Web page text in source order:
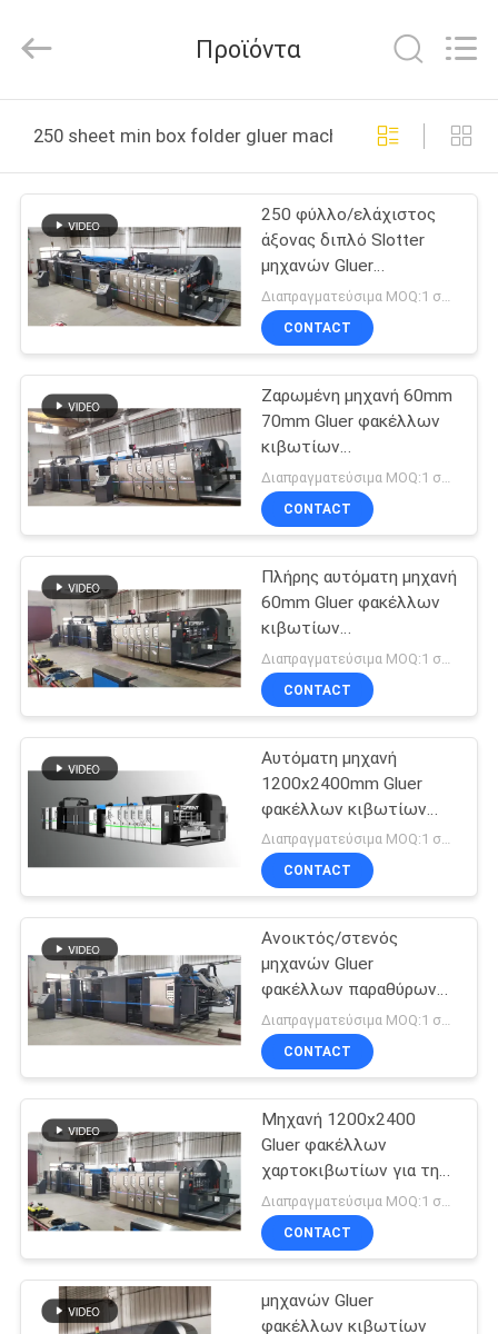
ΠΡΟΪΌΝΤΑ
ΒΊΝΤΕΟ
ΠΕΡΊΠΟΥ
ΕΜΕΊΣ
ΓΎΡΟΣ
ΕΡΓΟΣΤΑΣΊΩΝ
ΠΟΙΟΤΙΚΌΣ
ΈΛΕΓΧΟΣ
ΜΑΣ
ΕΛΆΤΕ
ΣΕ
ΕΠΑΦΉ
ΜΕ
ΖΗΤΉΣΤΕ
ΈΝΑ
ΑΠΌΣΠΑΣΜΑ
VR
SITEMAP
PRIVACY
POLICY
Reserved.
Προϊόντα
250 sheet min box folder gluer machine διαδικτυακή
250 φύλλο/ελάχιστος
άξονας διπλό Slotter
μηχανών Gluer
φακέλλων κιβωτίων
ενιαίος
Διαπραγματεύσιμα MOQ:1 σύνολο
CONTACT
Ζαρωμένη μηχανή 60mm
70mm Gluer φακέλλων
κιβωτίων
χαρτοκιβωτίων 300
φύλλα/λ.
CONTACT
Πλήρης αυτόματη μηχανή
60mm Gluer φακέλλων
κιβωτίων
χαρτοκιβωτίων με την
κενή λεπίδα γιατρών
μεταφοράς
CONTACT
Αυτόματη μηχανή
1200x2400mm Gluer
φακέλλων κιβωτίων
χαρτοκιβωτίων για την
κατασκευή των
κιβωτίων
Διαπραγματεύσιμα MOQ:1 σύνολο
CONTACT
Ανοικτός/στενός
μηχανών Gluer
φακέλλων παραθύρων
τύπων
αυτοματοποιημένης
πλήρως έλεγχος
Διαπραγματεύσιμα MOQ:1 σύνολο
CONTACT
Μηχανή 1200x2400
Gluer φακέλλων
χαρτοκιβωτίων για τη
ζαρωμένη κατασκευή
κιβωτίων
χαρτοκιβωτίων
CONTACT
μηχανών Gluer
φακέλλων κιβωτίων